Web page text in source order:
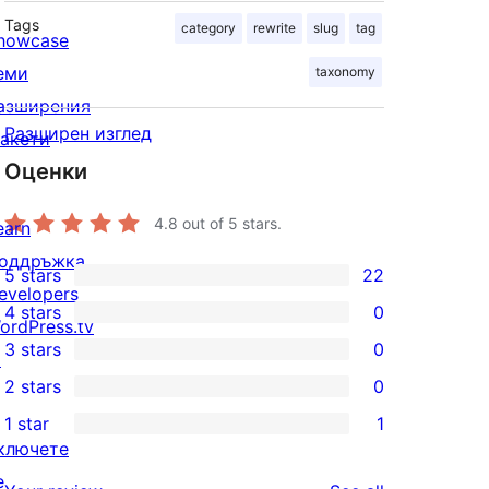
Tags category rewrite slug tag
taxonomy
Разширен изглед
Оценки
4.8 out of 5 stars.
22
5-
star
reviews
5 stars 22
0
4-
star
reviews
4 stars 0
0
3-
star
reviews
3 stars 0
2-
2 stars 0
1 star 1